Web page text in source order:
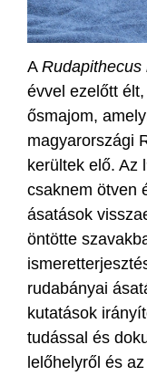
A Rudapithecus
évvel ezelőtt
ősmajom,
magyarországi
kerültek elő. Az
csaknem ötven
ásatások
öntötte
rudabányai
kutatások
tudással és
lelőhelyről és